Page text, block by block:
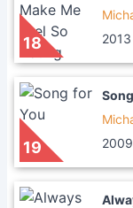
18
2013
19
2009